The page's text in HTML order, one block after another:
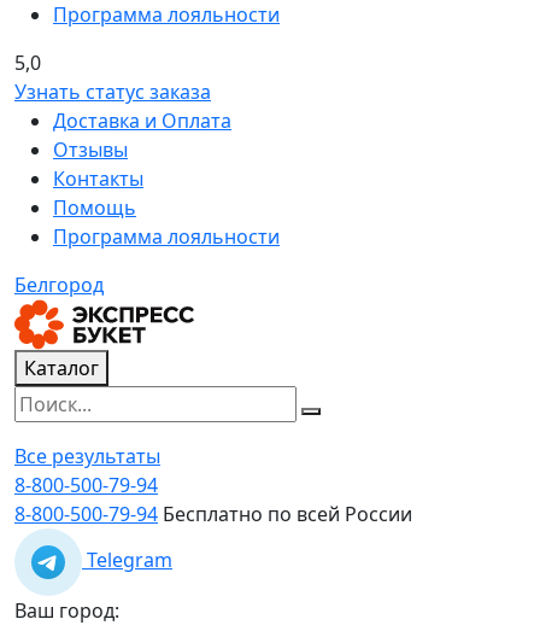
Программа лояльности
5,0
Узнать статус заказа
Доставка и Оплата
Отзывы
Контакты
Помощь
Программа лояльности
Белгород
Каталог
Все результаты
8-800-500-79-94
8-800-500-79-94 Бесплатно по всей России
Telegram
Ваш город: